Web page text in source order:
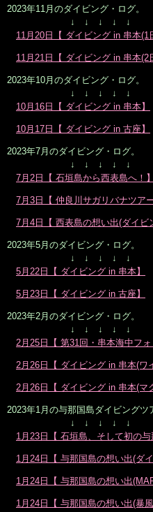
2023年11月のダイビング・ログ。
↓ ↓ ↓ ↓ ↓
11月20日【 ダイビング in 串本(1
11月21日【 ダイビング in 串本(2
2023年10月のダイビング・ログ。
↓ ↓ ↓ ↓ ↓
10月16日【 ダイビング in 串本】
10月17日【 ダイビング in 古座】
2023年7月のダイビング・ログ。
↓ ↓ ↓ ↓ ↓
7月2日【 石垣島から西表島へ！】
7月3日【 仲良川サガリバナツアー
7月4日【 西表島の想い出(ダイビ
2023年5月のダイビング・ログ。
↓ ↓ ↓ ↓ ↓
5月22日【 ダイビング in 串本】
5月23日【 ダイビング in 古座】
2023年2月のダイビング・ログ。
↓ ↓ ↓ ↓ ↓
2月25日【 第31回・串本海中フォ
2月26日【 ダイビング in 串本(ワ
2月26日【 ダイビング in 串本(マ
2023年1月の与那国島ダイビングツ
↓ ↓ ↓ ↓ ↓
1月23日【 石垣島、そして初の与
1月24日【 与那国島の想い出(ダイ
1月24日【 与那国島の想い出
1月24日【 与那国島の想い出(暴風